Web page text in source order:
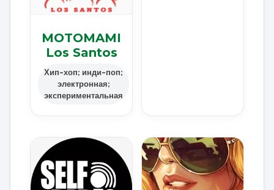
MOTOMAMI
Los Santos
Хип-хоп; инди-поп;
электронная;
экспериментальная